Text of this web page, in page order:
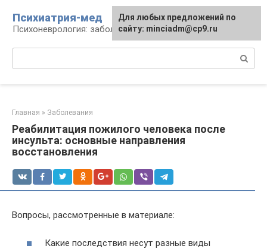
контенту
Психиатрия-мед
Психоневрология: заболевания и терапия
Главная » Заболевания
Реабилитация пожилого человека после
инсульта: основные направления
восстановления
Вопросы, рассмотренные в материале:
Какие последствия несут разные виды
Для любых предложений по
сайту: minciadm@cp9.ru